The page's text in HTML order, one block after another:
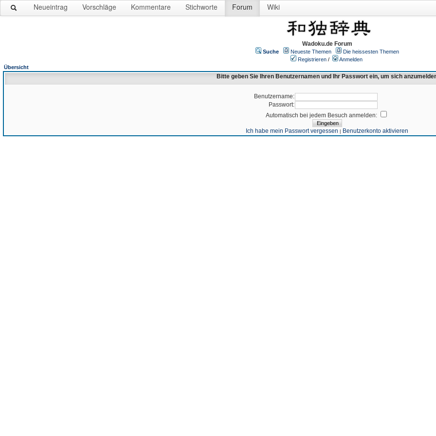
Neueintrag Vorschläge Kommentare Stichworte Forum Wiki
Wadoku.de Forum
Suche Neueste Themen
Die heissesten Themen
Registrieren /
Anmelden
Übersicht
Bitte geben Sie Ihren Benutzernamen und Ihr Passwort ein, um sich
Benutzername:
Passwort:
Automatisch bei jedem Besuch anmelden:
Ich habe mein Passwort vergessen | Benutzerkonto aktivieren